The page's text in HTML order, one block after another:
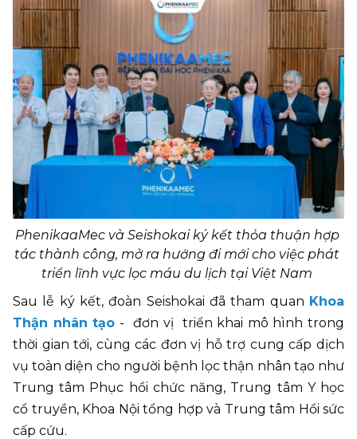
PhenikaaMec và Seishokai ký kết thỏa thuận hợp
tác thành công, mở ra hướng đi mới cho việc phát
triển lĩnh vực lọc máu du lịch tại Việt Nam
Sau lễ ký kết, đoàn Seishokai đã tham quan Khoa
Thận nhân tạo -  đơn vị  triển khai mô hình trong
thời gian tới, cùng các đơn vị hỗ trợ cung cấp dịch
vụ toàn diện cho người bệnh lọc thận nhân tạo như
Trung tâm Phục hồi chức năng, Trung tâm Y học
cổ truyền, Khoa Nội tổng hợp và Trung tâm Hồi sức
cấp cứu.